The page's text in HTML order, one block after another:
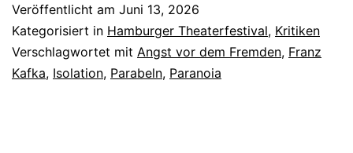
Veröffentlicht am Juni 13, 2026
Kategorisiert in Hamburger Theaterfestival, Kritiken
Verschlagwortet mit Angst vor dem Fremden, Franz
Kafka, Isolation, Parabeln, Paranoia